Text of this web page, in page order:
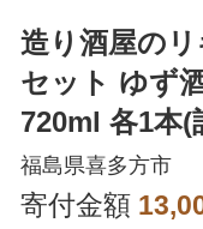
造り酒屋の
セット ゆず
720ml 各1本(
福島県喜多方市
寄付金額